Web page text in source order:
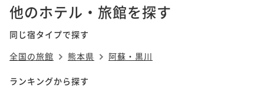
他のホテル・旅館を探す
同じ宿タイプで探す
全国の旅館
熊本県 阿蘇・黒川
ランキングから探す